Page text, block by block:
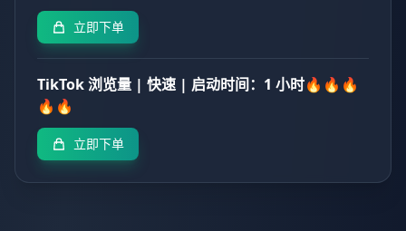
立即下单
TikTok 浏览量 | 快速 | 启动时间：1 小时🔥🔥🔥
🔥🔥
立即下单